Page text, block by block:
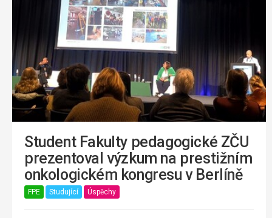
Student Fakulty pedagogické ZČU
prezentoval výzkum na prestižním
onkologickém kongresu v Berlíně
FPE Studující Úspěchy